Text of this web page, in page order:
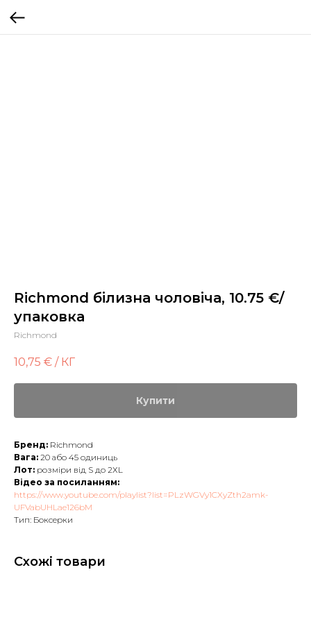
Richmond білизна чоловіча, 10.75 €/
упаковка
Richmond
10,75 € / КГ
Купити
Бренд: Richmond
Вага: 20 або 45 одиниць
Лот: розміри від S до 2ХL
Відео за посиланням:
https://www.youtube.com/playlist?list=PLzWGVy1CXyZth2amk-
UFVabUHLae126bM
Тип: Боксерки
Схожі товари